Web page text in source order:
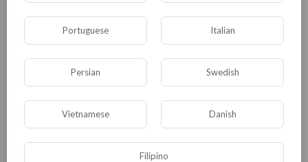
Portuguese Italian
Persian Swedish
Vietnamese Danish
Filipino